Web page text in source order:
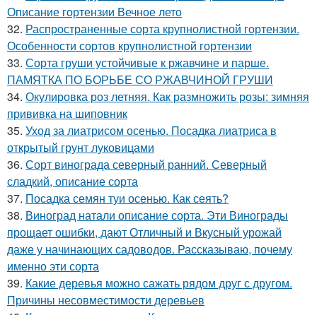
Описание гортензии Вечное лето
32. Распространенные сорта крупнолистной гортензии.
Особенности сортов крупнолистной гортензии
33. Сорта груши устойчивые к ржавчине и парше.
ПАМЯТКА ПО БОРЬБЕ СО РЖАВЧИНОЙ ГРУШИ
34. Окулировка роз летняя. Как размножить розы: зимняя
прививка на шиповник
35. Уход за лиатрисом осенью. Посадка лиатриса в
открытый грунт луковицами
36. Сорт винограда северный ранний. Северный
сладкий, описание сорта
37. Посадка семян туи осенью. Как сеять?
38. Виноград натали описание сорта. Эти Винограды
прощает ошибки, дают Отличный и Вкусный урожай
даже у начинающих садоводов. Рассказываю, почему
именно эти сорта
39. Какие деревья можно сажать рядом друг с другом.
Причины несовместимости деревьев